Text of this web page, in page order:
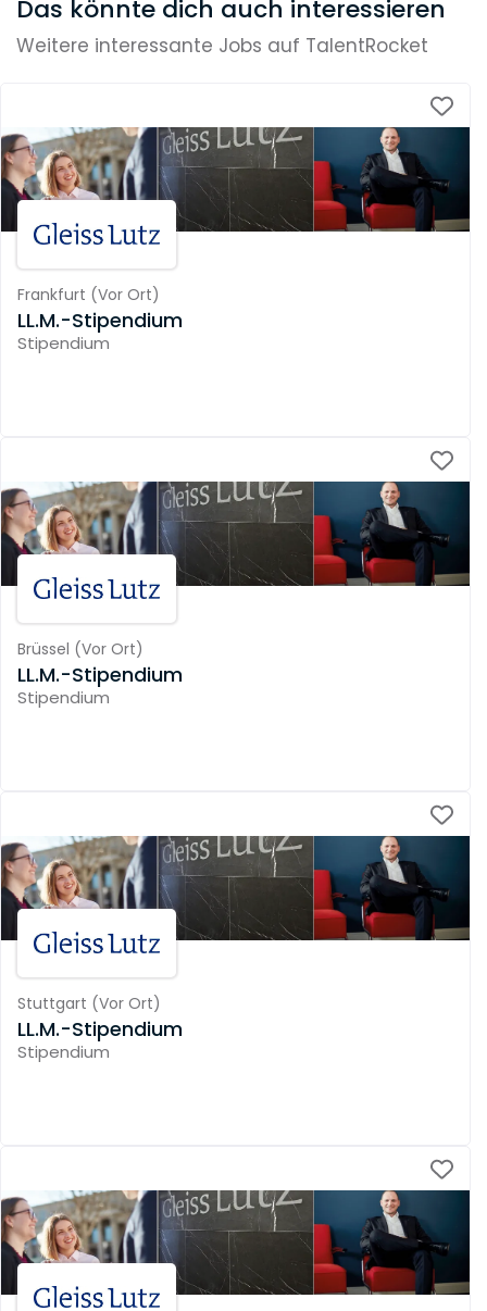
Das könnte dich auch interessieren
Weitere interessante Jobs auf TalentRocket
Frankfurt (Vor Ort)
LL.M.-Stipendium
Stipendium
Brüssel (Vor Ort)
LL.M.-Stipendium
Stipendium
Stuttgart (Vor Ort)
LL.M.-Stipendium
Stipendium